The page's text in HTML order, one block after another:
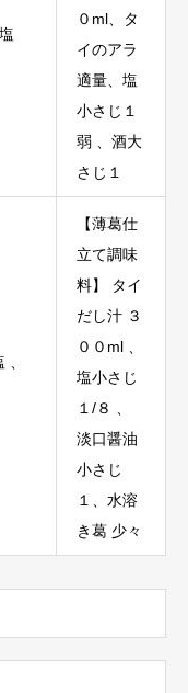
塩
０ml、タ
イのアラ
適量、塩
小さじ１
弱 、酒大
さじ１
【薄葛仕
立て調味
料】 タイ
だし汁 ３
００ml 、
塩小さじ
１/８ 、
淡口醤油
小さじ
１、水溶
き葛 少々